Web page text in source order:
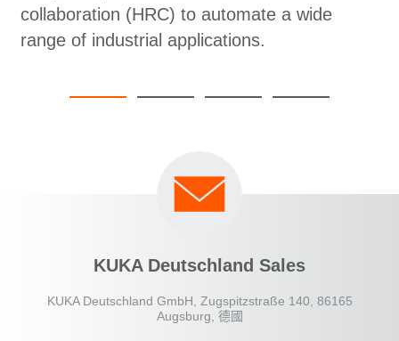
collaboration (HRC) to automate a wide
range of industrial applications.
KUKA Deutschland Sales
KUKA Deutschland GmbH, Zugspitzstraße 140, 86165
Augsburg, 德國